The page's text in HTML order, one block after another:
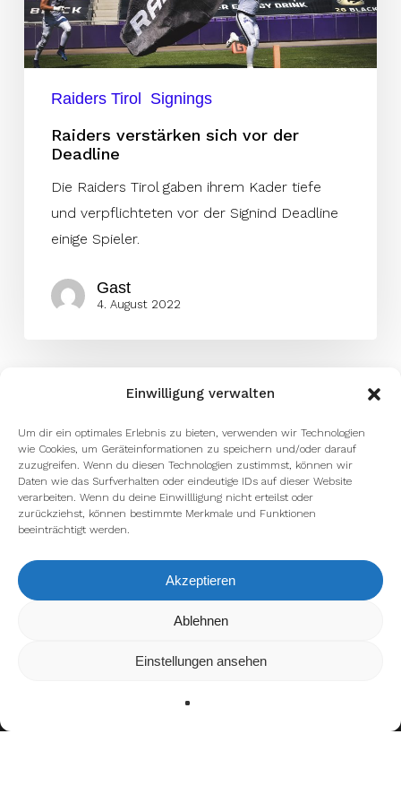
Einwilligung verwalten
Um dir ein optimales Erlebnis zu bieten, verwenden wir Technologien
wie Cookies, um Geräteinformationen zu speichern und/oder darauf
zuzugreifen. Wenn du diesen Technologien zustimmst, können wir
Daten wie das Surfverhalten oder eindeutige IDs auf dieser Website
verarbeiten. Wenn du deine Einwillligung nicht erteilst oder
zurückziehst, können bestimmte Merkmale und Funktionen
beeinträchtigt werden.
Akzeptieren
Ablehnen
Einstellungen ansehen
Deadline
Raiders Tirol Signings
Raiders verstärken sich vor der
Deadline
Die Raiders Tirol gaben ihrem Kader tiefe
und verpflichteten vor der Signind Deadline
einige Spieler.
Gast
4. August 2022
Wir verwenden Cookies, um dir die bestmögliche Erfahrung auf
kannst du erfahren, welche Cookies wir
verwenden oder sie ausschalten.